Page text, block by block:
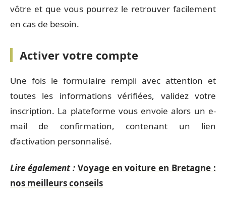
vôtre et que vous pourrez le retrouver facilement
en cas de besoin.
Activer votre compte
Une fois le formulaire rempli avec attention et
toutes les informations vérifiées, validez votre
inscription. La plateforme vous envoie alors un e-
mail de confirmation, contenant un lien
d’activation personnalisé.
Lire également : Voyage en voiture en Bretagne :
nos meilleurs conseils